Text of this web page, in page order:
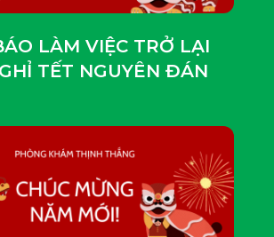
LÀM VIỆC TRỞ LẠI
TẾT NGUYÊN ĐÁN